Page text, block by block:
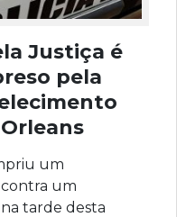
Justiça é
pela
um
um
tarde desta